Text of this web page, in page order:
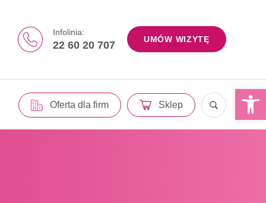
Infolinia:
22 60 20 707 UMÓW WIZYTĘ
Oferta dla firm Sklep